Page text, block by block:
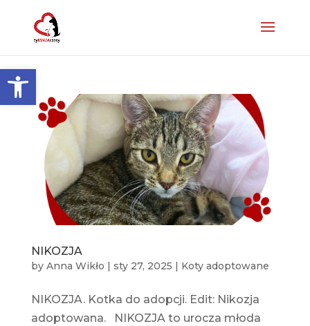
Otwórz pasek narzędzi
NIKOZJA
by Anna Wikło sty 27, 2025 Koty adoptowane
NIKOZJA. Kotka do adopcji. Edit: Nikozja
adoptowana. NIKOZJA to urocza młoda